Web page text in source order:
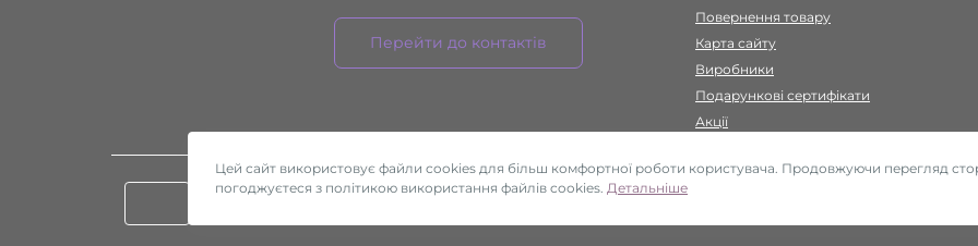
Перейти до контактів
Повернення товару
Карта сайту
Виробники
Подарункові сертифікати
Акції
Цей сайт використовує файли cookies для більш комфортної роботи користувача. Продовжуючи перегляд
погоджуєтеся з політикою використання файлів cookies. Детальніше